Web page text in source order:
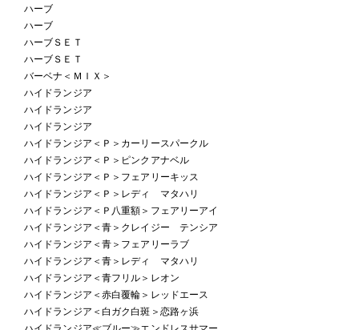
ハーブ
ハーブ
ハーブＳＥＴ
ハーブＳＥＴ
バーベナ＜ＭＩＸ＞
ハイドランジア
ハイドランジア
ハイドランジア
ハイドランジア＜Ｐ＞カーリースパークル
ハイドランジア＜Ｐ＞ピンクアナベル
ハイドランジア＜Ｐ＞フェアリーキッス
ハイドランジア＜Ｐ＞レディ マタハリ
ハイドランジア＜Ｐ八重額＞フェアリーアイ
ハイドランジア＜青＞クレイジー テンシア
ハイドランジア＜青＞フェアリーラブ
ハイドランジア＜青＞レディ マタハリ
ハイドランジア＜青フリル＞レオン
ハイドランジア＜赤白覆輪＞レッドエース
ハイドランジア＜白ガク白斑＞恋路ヶ浜